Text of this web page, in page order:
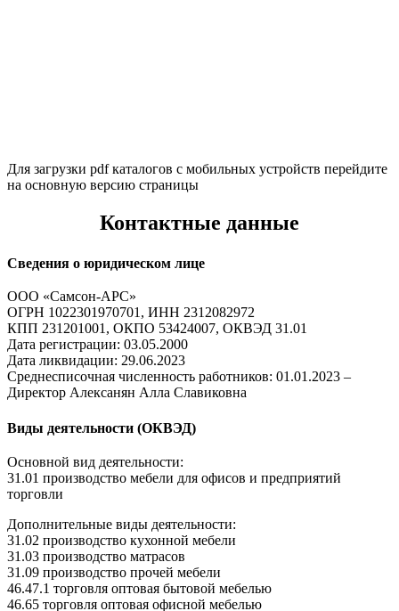
Для загрузки pdf каталогов с мобильных устройств перейдите
на основную версию страницы
Контактные данные
Сведения о юридическом лице
ООО «Самсон-АРС»
ОГРН 1022301970701, ИНН 2312082972
КПП 231201001, ОКПО 53424007, ОКВЭД 31.01
Дата регистрации: 03.05.2000
Дата ликвидации: 29.06.2023
Среднесписочная численность работников: 01.01.2023 –
Директор Алексанян Алла Славиковна
Виды деятельности (ОКВЭД)
Основной вид деятельности:
31.01 производство мебели для офисов и предприятий
торговли
Дополнительные виды деятельности:
31.02 производство кухонной мебели
31.03 производство матрасов
31.09 производство прочей мебели
46.47.1 торговля оптовая бытовой мебелью
46.65 торговля оптовая офисной мебелью